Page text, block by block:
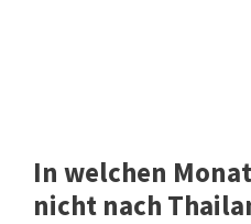
In welchen
nicht nach